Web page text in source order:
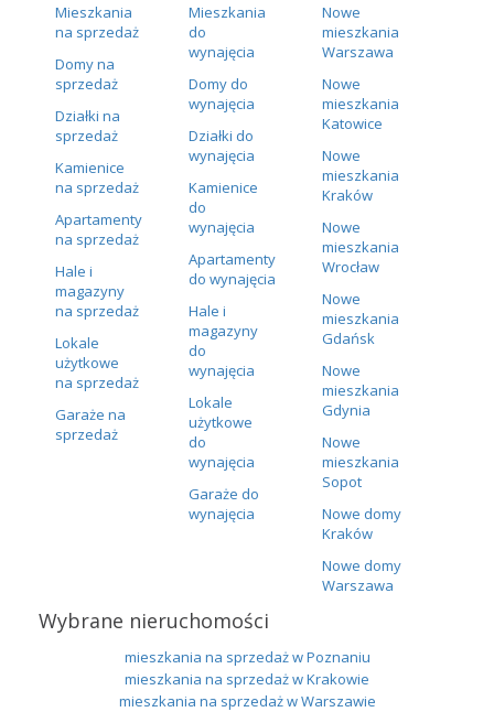
Mieszkania
na sprzedaż
Domy na
sprzedaż
Działki na
sprzedaż
Kamienice
na sprzedaż
Apartamenty
na sprzedaż
Hale i
magazyny
na sprzedaż
Lokale
użytkowe
na sprzedaż
Garaże na
sprzedaż
Mieszkania
do
wynajęcia
Domy do
wynajęcia
Działki do
wynajęcia
Kamienice
do
wynajęcia
Apartamenty
do wynajęcia
Hale i
magazyny
do
wynajęcia
Lokale
użytkowe
do
wynajęcia
Garaże do
wynajęcia
Nowe
mieszkania
Warszawa
Nowe
mieszkania
Katowice
Nowe
mieszkania
Kraków
Nowe
mieszkania
Wrocław
Nowe
mieszkania
Gdańsk
Nowe
mieszkania
Gdynia
Nowe
mieszkania
Sopot
Nowe domy
Kraków
Nowe domy
Warszawa
Wybrane nieruchomości
mieszkania na sprzedaż w Poznaniu
mieszkania na sprzedaż w Krakowie
mieszkania na sprzedaż w Warszawie